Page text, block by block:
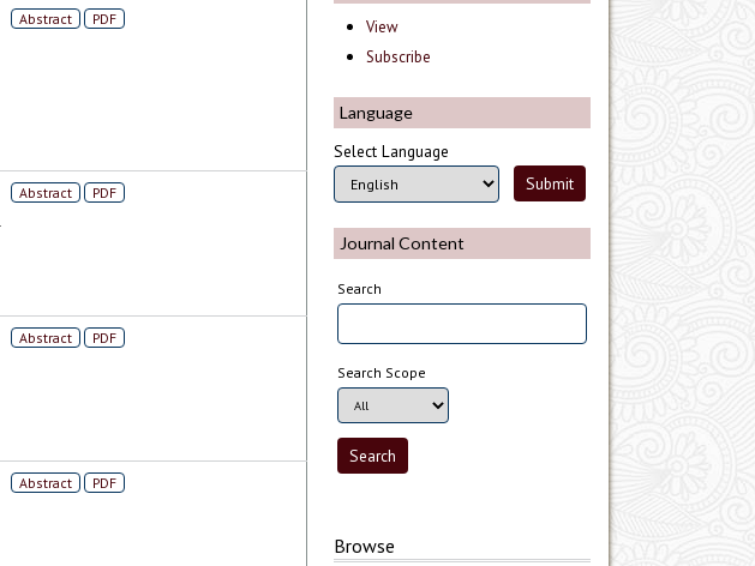
View
Subscribe
Language
Select Language
Journal Content
Search
Search Scope
Browse
Abstract PDF
Abstract PDF
Abstract PDF
Abstract PDF